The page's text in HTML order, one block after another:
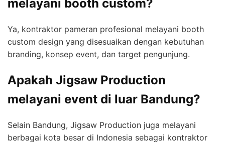
melayani booth custom?
Ya, kontraktor pameran profesional melayani booth
custom design yang disesuaikan dengan kebutuhan
branding, konsep event, dan target pengunjung.
Apakah Jigsaw Production
melayani event di luar Bandung?
Selain Bandung, Jigsaw Production juga melayani
berbagai kota besar di Indonesia sebagai kontraktor